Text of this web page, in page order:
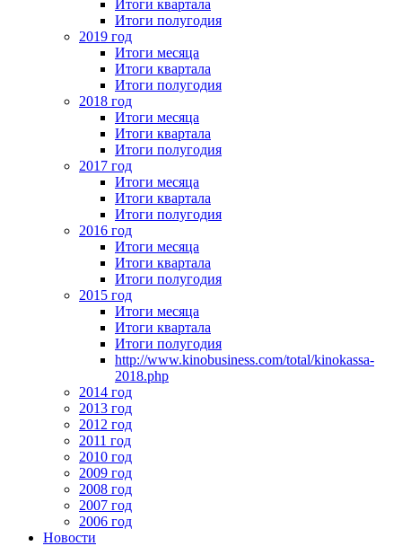
Итоги квартала
Итоги полугодия
2019 год
Итоги месяца
Итоги квартала
Итоги полугодия
2018 год
Итоги месяца
Итоги квартала
Итоги полугодия
2017 год
Итоги месяца
Итоги квартала
Итоги полугодия
2016 год
Итоги месяца
Итоги квартала
Итоги полугодия
2015 год
Итоги месяца
Итоги квартала
Итоги полугодия
http://www.kinobusiness.com/total/kinokassa-
2018.php
2014 год
2013 год
2012 год
2011 год
2010 год
2009 год
2008 год
2007 год
2006 год
Новости